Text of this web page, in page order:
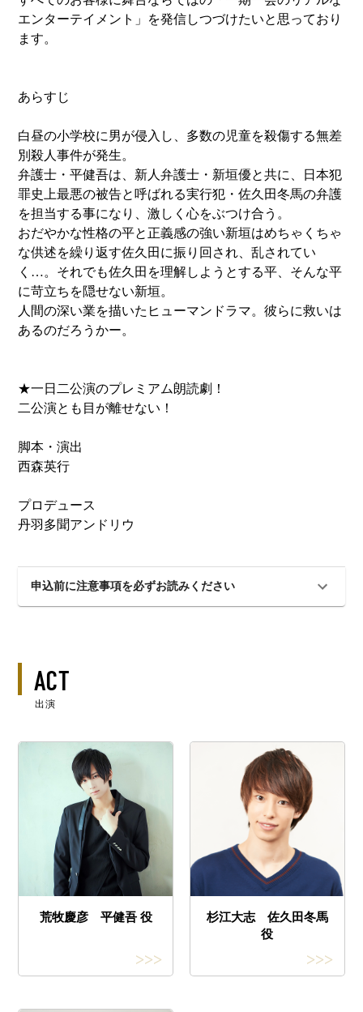
エンターテイメント」を発信しつづけたいと思っており
ます。
あらすじ
白昼の小学校に男が侵入し、多数の児童を殺傷する無差
別殺人事件が発生。
弁護士・平健吾は、新人弁護士・新垣優と共に、日本犯
罪史上最悪の被告と呼ばれる実行犯・佐久田冬馬の弁護
を担当する事になり、激しく心をぶつけ合う。
おだやかな性格の平と正義感の強い新垣はめちゃくちゃ
な供述を繰り返す佐久田に振り回され、乱されてい
く…。それでも佐久田を理解しようとする平、そんな平
に苛立ちを隠せない新垣。
人間の深い業を描いたヒューマンドラマ。彼らに救いは
あるのだろうかー。
★一日二公演のプレミアム朗読劇！
二公演とも目が離せない！
脚本・演出
西森英行
プロデュース
丹羽多聞アンドリウ
申込前に注意事項を必ずお読みください
ACT
出演
荒牧慶彦 平健吾 役
>>>
杉江大志 佐久田冬馬
役
>>>